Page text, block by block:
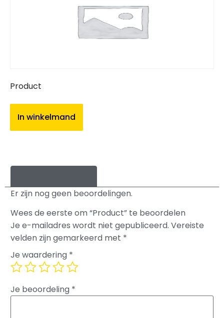
Product
In winkelmand
Er zijn nog geen beoordelingen.
Wees de eerste om “Product” te beoordelen
Je e-mailadres wordt niet gepubliceerd. Vereiste
velden zijn gemarkeerd met *
Je waardering *
Je beoordeling *